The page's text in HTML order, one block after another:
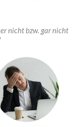
nicht bzw. gar nicht